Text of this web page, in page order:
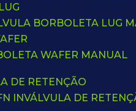
BORBOLETA LUG
WAFER MANUAL
DE RETENÇÃO
IN VÁLVULA DE